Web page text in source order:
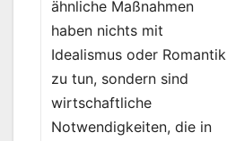
ähnliche Maßnahmen
haben nichts mit
Idealismus oder Romantik
zu tun, sondern sind
wirtschaftliche
Notwendigkeiten, die in